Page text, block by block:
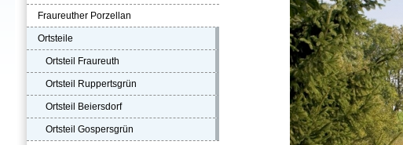
Fraureuther Porzellan
Ortsteile
Ortsteil Fraureuth
Ortsteil Ruppertsgrün
Ortsteil Beiersdorf
Ortsteil Gospersgrün